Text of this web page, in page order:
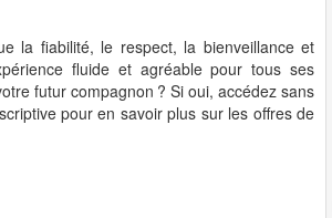
la fiabilité, le respect, la bienveillance et
fluide et agréable pour tous ses
futur compagnon ? Si oui, accédez sans
pour en savoir plus sur les offres de